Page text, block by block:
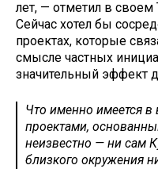
лет, — отметил в своем
Сейчас хотел бы
проектах, которые
смысле частных
значительный эффект
Что именно имеется
проектами,
неизвестно — ни сам
близкого окружения